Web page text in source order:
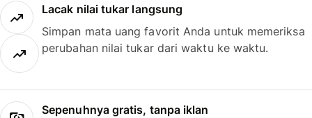
Lacak nilai tukar langsung
Simpan mata uang favorit Anda untuk memeriksa
perubahan nilai tukar dari waktu ke waktu.
Sepenuhnya gratis, tanpa iklan